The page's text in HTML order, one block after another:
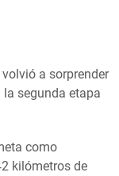
a sorprender
segunda etapa
como
kilómetros de